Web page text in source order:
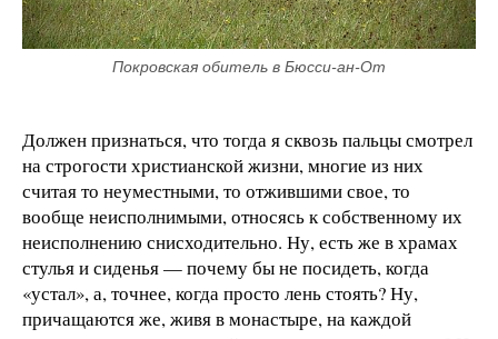
Покровская обитель в Бюсси-ан-От
Должен признаться, что тогда я сквозь пальцы смотрел
на строгости христианской жизни, многие из них
считая то неуместными, то отжившими свое, то
вообще неисполнимыми, относясь к собственному их
неисполнению снисходительно. Ну, есть же в храмах
стулья и сиденья — почему бы не посидеть, когда
«устал», а, точнее, когда просто лень стоять? Ну,
причащаются же, живя в монастыре, на каждой